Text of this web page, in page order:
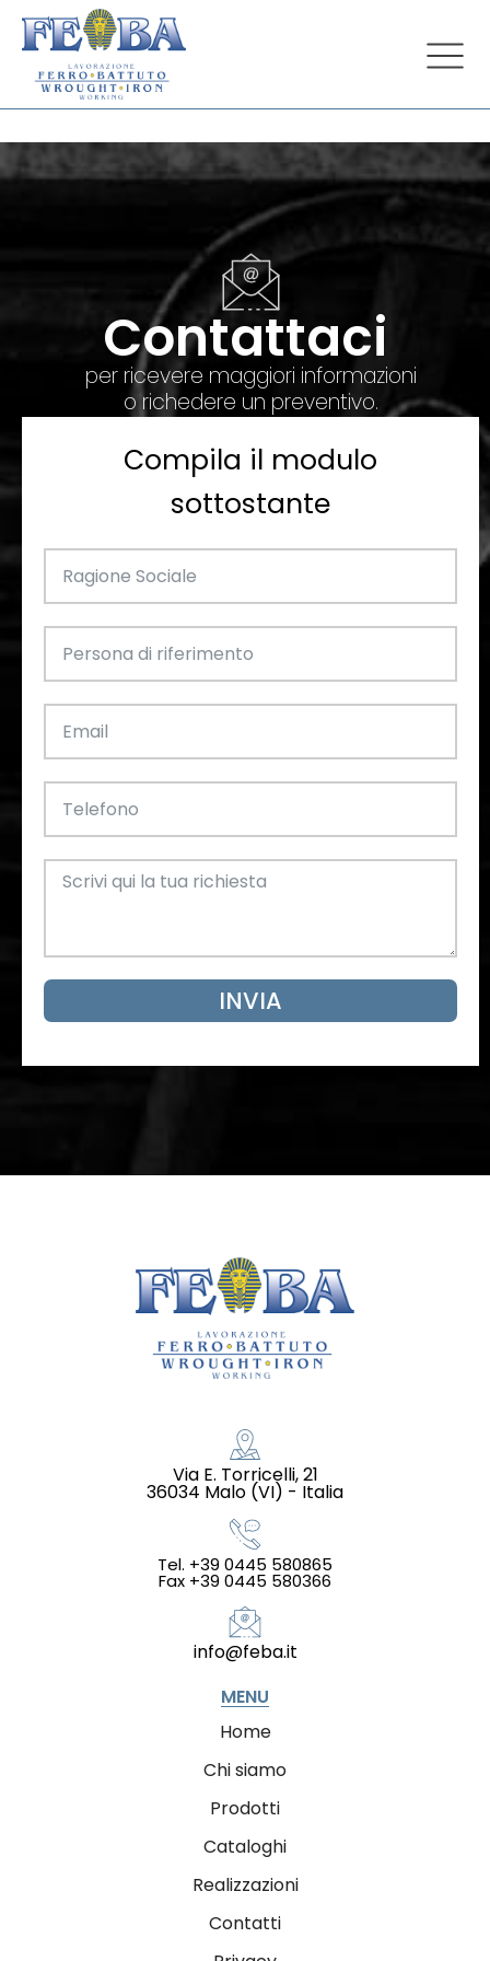
Contattaci
per ricevere maggiori informazioni
o richedere un preventivo.
Compila il modulo
sottostante
INVIA
Via E. Torricelli, 21
36034 Malo (VI) - Italia
Tel. +39 0445 580865
Fax +39 0445 580366
info@feba.it
MENU
Home
Chi siamo
Prodotti
Cataloghi
Realizzazioni
Contatti